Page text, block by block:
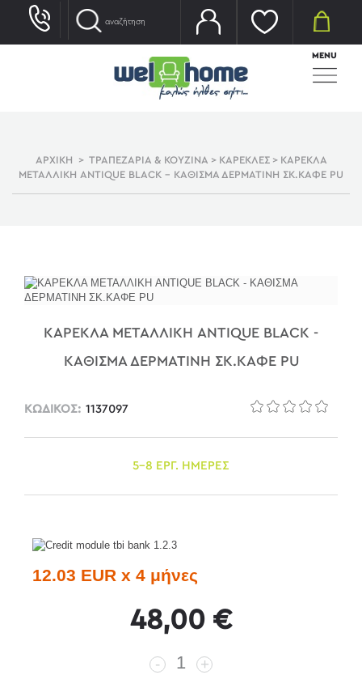
MENU
ΑΡΧΙΚΗ > ΤΡΑΠΕΖΑΡΙΑ & ΚΟΥΖΙΝΑ > ΚΑΡΕΚΛΕΣ > ΚΑΡΕΚΛΑ
ΜΕΤΑΛΛΙΚΗ ANTIQUE BLACK - ΚΑΘΙΣΜΑ ΔΕΡΜΑΤΙΝΗ ΣΚ.ΚΑΦΕ PU
ΚΑΡΕΚΛΑ ΜΕΤΑΛΛΙΚΗ ANTIQUE BLACK -
ΚΑΘΙΣΜΑ ΔΕΡΜΑΤΙΝΗ ΣΚ.ΚΑΦΕ PU
ΚΩΔΙΚΟΣ: 1137097
5-8 ΕΡΓ. ΗΜΕΡΕΣ
12.03 EUR x 4 μήνες
48,00 €
- +